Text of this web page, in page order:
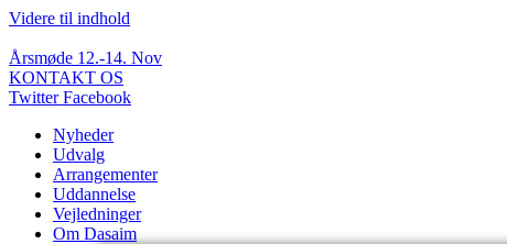
Videre til indhold
Årsmøde 12.-14. Nov
KONTAKT OS
Twitter Facebook
Nyheder
Udvalg
Arrangementer
Uddannelse
Vejledninger
Om Dasaim